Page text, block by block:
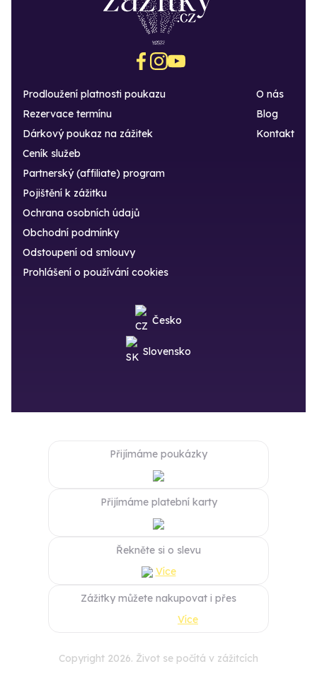
Prodloužení platnosti poukazu
Rezervace termínu
Dárkový poukaz na zážitek
O nás
Blog
Kontakt
Ceník služeb
Partnerský (affiliate) program
Pojištění k zážitku
Ochrana osobních údajů
Obchodní podmínky
Odstoupení od smlouvy
Prohlášení o používání cookies
Česko
Slovensko
Přijímáme poukázky
Přijímáme platební karty
Řekněte si o slevu
Více
Zážitky můžete nakupovat i přes
Více
Copyright 2026. Život se počítá v zážitcích